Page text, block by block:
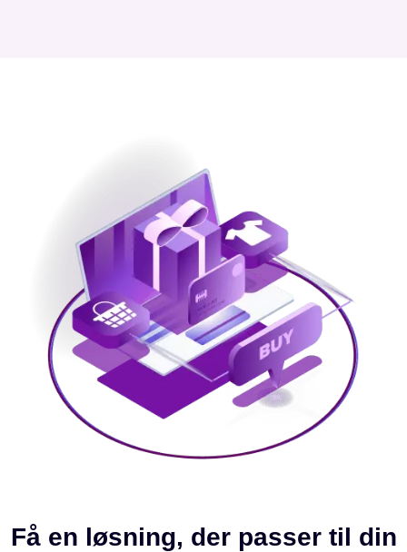
Få en løsning, der passer til din